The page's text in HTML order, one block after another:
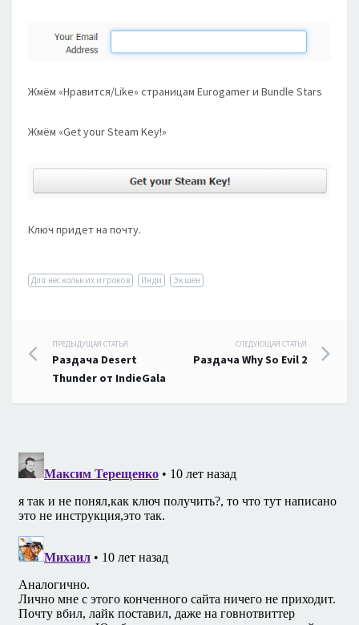
Жмём «Нравится/Like» страницам Eurogamer и Bundle Stars
Жмём «Get your Steam Key!»
Ключ придет на почту.
Для нескольких игроков Инди Экшен
Навигация
по
записям
ПРЕДЫДУЩАЯ СТАТЬЯ
Раздача Desert
Thunder от IndieGala
СЛЕДУЮЩАЯ СТАТЬЯ
Раздача Why So Evil 2